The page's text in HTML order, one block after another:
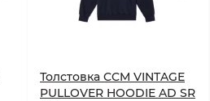
Толстовка CCM VINTAGE
PULLOVER HOODIE AD SR